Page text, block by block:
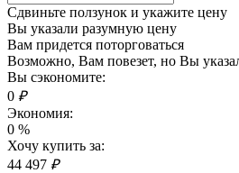
Сдвиньте ползунок и укажите цену
Вы указали разумную цену
Вам придется поторговаться
Возможно, Вам повезет, но Вы
Вы сэкономите:
0 ₽
Экономия:
0 %
Хочу купить за:
44 497 ₽